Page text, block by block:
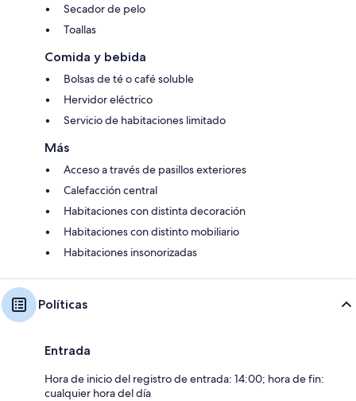
Secador de pelo
Toallas
Comida y bebida
Bolsas de té o café soluble
Hervidor eléctrico
Servicio de habitaciones limitado
Más
Acceso a través de pasillos exteriores
Calefacción central
Habitaciones con distinta decoración
Habitaciones con distinto mobiliario
Habitaciones insonorizadas
Políticas
Entrada
Hora de inicio del registro de entrada: 14:00; hora de fin:
cualquier hora del día